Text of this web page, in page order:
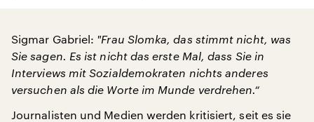
Sigmar Gabriel: "Frau Slomka, das stimmt nicht, was
Sie sagen. Es ist nicht das erste Mal, dass Sie in
Interviews mit Sozialdemokraten nichts anderes
versuchen als die Worte im Munde verdrehen.“
Journalisten und Medien werden kritisiert, seit es sie